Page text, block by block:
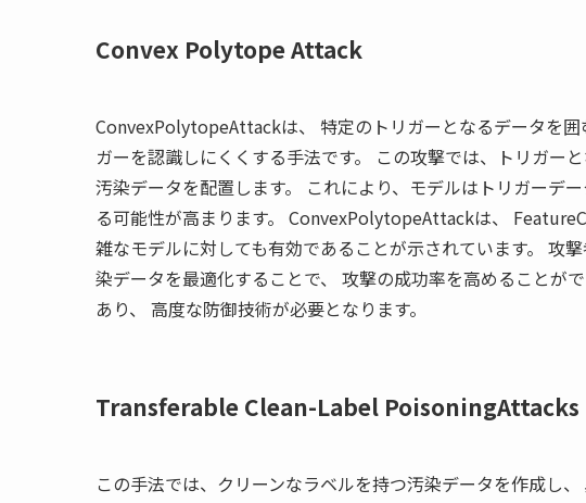
Convex Polytope Attack
ConvexPolytopeAttackは、 特定のトリガーとなるデータを
ガーを認識しにくくする手法です。 この攻撃では、トリガー
汚染データを配置します。 これにより、モデルはトリガーデ
る可能性が高まります。 ConvexPolytopeAttackは、
雑なモデルに対しても有効であることが示されています。 攻
染データを最適化することで、 攻撃の成功率を高めることが
あり、 高度な防御技術が必要となります。
Transferable Clean-Label PoisoningAttacks
この手法では、クリーンなラベルを持つ汚染データを作成し